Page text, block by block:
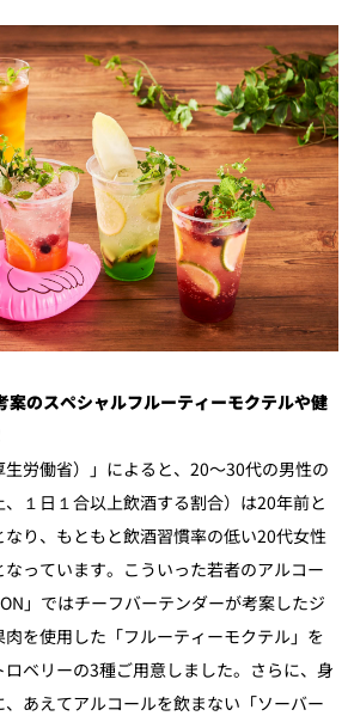
のスペシャルフルーティーモクテルや健
生労働省）」によると、20～30代の男性の
１日１合以上飲酒する割合）は20年前と
り、もともと飲酒習慣率の低い20代女性
っています。こういった若者のアルコー
」ではチーフバーテンダーが考案したジ
を使用した「フルーティーモクテル」を
ベリーの3種ご用意しました。さらに、身
あえてアルコールを飲まない「ソーバー